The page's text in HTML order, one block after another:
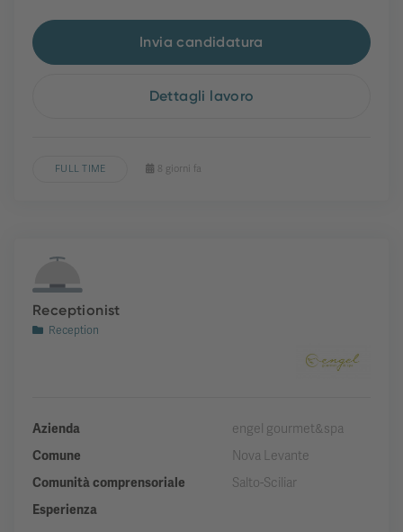
Invia candidatura
Dettagli lavoro
FULL TIME 8 giorni fa
Receptionist
Reception
Azienda
engel gourmet&spa
Comune
Nova Levante
Comunità comprensoriale
Salto-Sciliar
Esperienza